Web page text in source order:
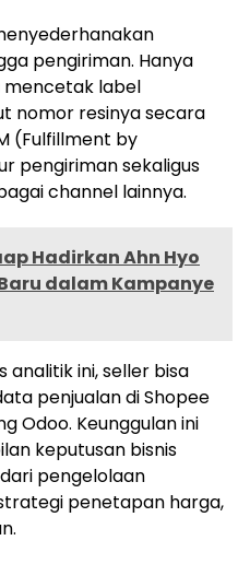
pengiriman. Hanya
mencetak label
nomor resinya secara
(Fulfillment by
pengiriman sekaligus
channel lainnya.
Hadirkan Ahn Hyo
dalam Kampanye
ini, seller bisa
penjualan di Shopee
Odoo. Keunggulan ini
keputusan bisnis
pengelolaan
penetapan harga,